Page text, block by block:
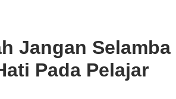
Jangan Selamba
Pada Pelajar